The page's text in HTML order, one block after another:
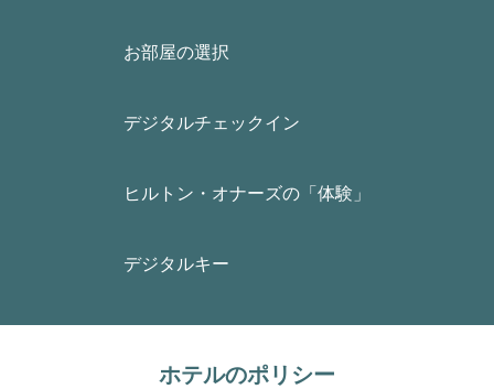
お部屋の選択
デジタルチェックイン
ヒルトン・オナーズの「体験」
デジタルキー
ホテルのポリシー